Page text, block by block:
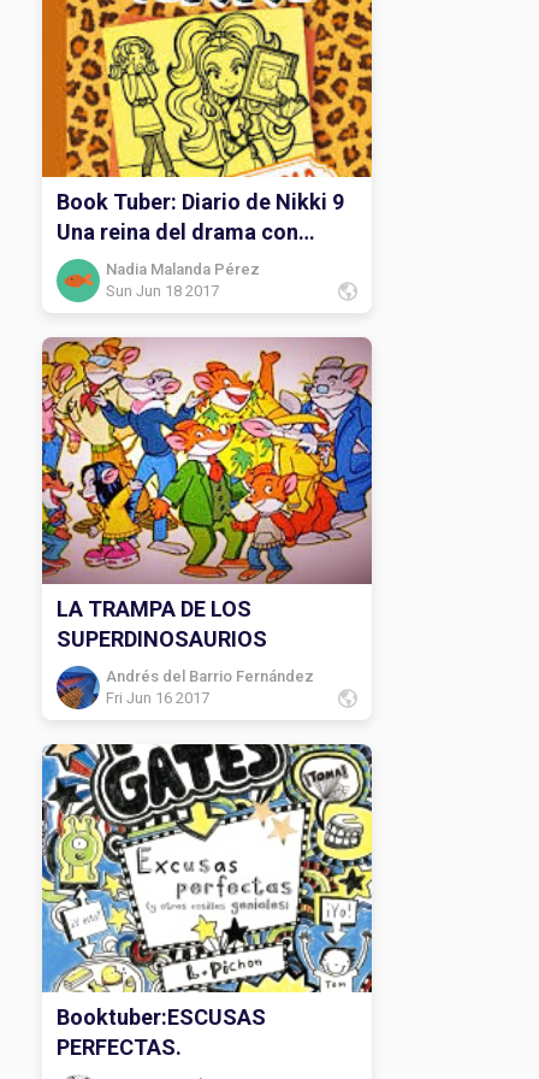
Book Tuber: Diario de Nikki 9
Una reina del drama con
muchos humos.
Nadia Malanda Pérez
Sun Jun 18 2017
LA TRAMPA DE LOS
SUPERDINOSAURIOS
Andrés del Barrio Fernández
Fri Jun 16 2017
Booktuber:ESCUSAS
PERFECTAS.